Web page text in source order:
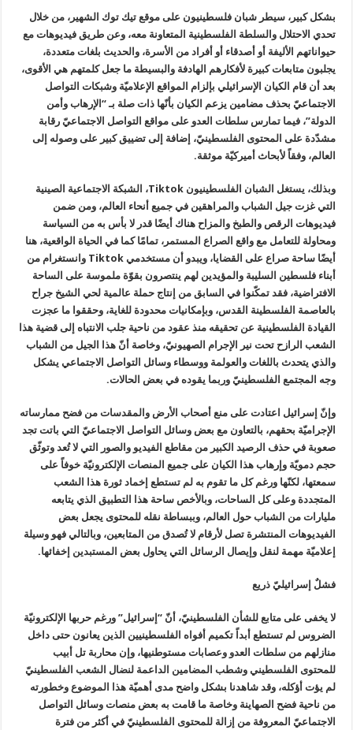
بشكل كبير، سيطر شبان فلسطينيون على موقع تيك توك الشهير، من خلال
تحدي الاحتلال والسلطة الفلسطينية المتعاونة معه، وعن طريق فيديوهات مع
حيواناتهم الأليفة أو أصدقاء أو أفراد من الأسرة، والحديث بلغات متعددة،
يجلبون متابعات كبيرة لأفكارهم الهادفة والبسيطة ما جعل كلمتهم هي الأقوى،
بعد أن قام الكيان الإسرائيلي بإلزام المواقع الإعلاميّة وشبكات التواصل
الاجتماعيّ بحذف مضامين يزعم الكيان بأنّها ذات صلة بـ “الإرهاب وأمن
الدولة”، فيما تمارس سلطات العدو على مواقع التواصل الاجتماعيّ رقابة
مشدّدة على المحتوى الفلسطينيّ، إضافة إلى تضييق كبير على وصوله إلى
العالم، وفقاً لأبحاث أميركيّة موثقة.
وبذلك، يستغل الشبان الفلسطينيونTiktok، الشبكة الاجتماعية الصينية
التي غزت جيل الشباب والمراهقين في جميع أنحاء العالم، ومن ضمن
فيديوهات الرقص والطبخ والمزاح هناك أيضًا قدر لا بأس به من السياسة
ومحاولة للتعامل مع واقع الصراع المستمر، تمامًا كما في الحياة الواقعية، هنا
أيضًا ساحة صراع على القضايا، ويبدو أن مستخدمي Tiktokوانستغرام من
أبناء فلسطين السليبة والمؤيدين لهم ينتصرون بقوّة ملموسة على الساحة
الافتراضية، فقد تمكّنوا في السابق من إنتاج حملة عالمية لحي الشيخ جراح
بالعاصمة الفلسطينة القدس، وبإمكانيات محدودة للغاية، وحققوا ما عجزت
القيادة الفلسطينية عن تحقيقه منذ عقود من ناحية جلب الانتباه إلى قضية هذا
الشعب الرازح تحت نير الإجرام الصهيونيّ، وخاصة أنّ هذا الجيل من الشباب
والذي يتحدث باللغات والعولمة ووسطاء وسائل التواصل الاجتماعي يشكل
وجه المجتمع الفلسطينيّ وربما يقوده في بعض الحالات.
وإنّ إسرائيل اعتادت على منع أصحاب الأرض والمقدسات من فضح ممارساته
الإجراميّة بحقهم، بالتعاون مع بعض وسائل التواصل الاجتماعيّ التي باتت تجد
صعوبة في حذف الرصيد الكبير من مقاطع الفيديو والصور التي لا تُعد وتوثّق
حجم دمويّة وإرهاب هذا الكيان على جميع المنصات الإلكترونيّة خوفاً على
سمعتها، لكنّها ورغم كل ما تقوم به لم تستطع إخماد ثورة هذا الشعب
المتجددة وعلى كل الساحات، وبالأخص ساحة هذا التطبيق الذي يتابعه
مليارات من الشباب حول العالم، وببساطة نقله للمحتوى يجعل بعض
الفيديوهات المنتشرة تصل لأرقام لا تُصدق من المتابعين، وبالتالي فهو وسيلة
إعلاميّة مهمة لنقل وإيصال الرسائل التي يحاول بعض المستبدين إخفائها.
فشلٌ إسرائيليّ ذريع
لا يخفى على متابع للشأن الفلسطينيّ، أنّ “إسرائيل” ورغم حربها الإلكترونيّة
الضروس لم تستطع أبداً تكميم أفواه الفلسطينيين الذين يعانون حتى داخل
منازلهم من سلطات العدو وعصابات مستوطنيها، وإن محاربة تل أبيب
للمحتوى الفلسطيني وشطب المضامين الداعمة لنضال الشعب الفلسطينيّ
لم يؤت أؤكله، وقد شاهدنا بشكل واضح مدى أهميّة هذا الموضوع وخطورته
من ناحية فضح الصهاينة وخاصة ما قامت به بعض منصات وسائل التواصل
الاجتماعيّ المعروفة من إزالة للمحتوى الفلسطينيّ في أكثر من فترة